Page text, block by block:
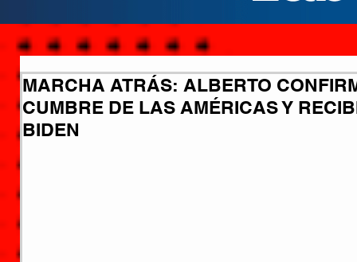
MARCHA ATRÁS: ALBERTO
CUMBRE DE LAS AMÉRICAS Y
BIDEN